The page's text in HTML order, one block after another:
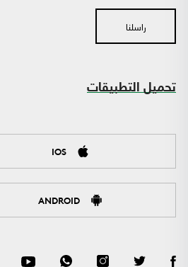
راسلنا
تحميل التطبيقات
IOS
ANDROID